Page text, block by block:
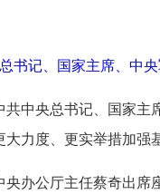
书记、国家主席、中
共中央总书记、国家
力度、更实举措加
央办公厅主任蔡奇出